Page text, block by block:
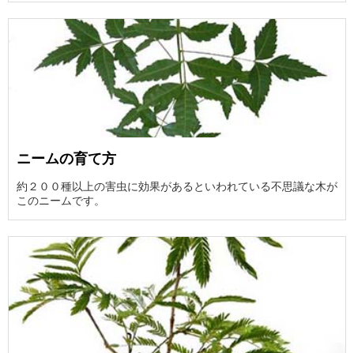
ニームの育て方
約２００種以上の害虫に効果があるといわれている不思議な木が
このニームです。